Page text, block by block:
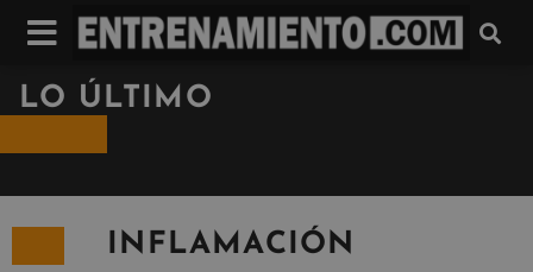
LO ÚLTIMO
INFLAMACIÓN